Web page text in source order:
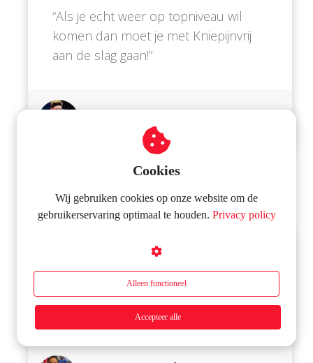
“Als je echt weer op topniveau wil
komen dan moet je met Kniepijnvrij
aan de slag gaan!”
Laurens Tromer -Tafeltennisser
Tijdens mijn knierevalidatie heeft Stijn
mij geweldig geholpen
Cookies
Wij gebruiken cookies op onze website om de
gebruikerservaring optimaal te houden. Privacy policy
Alleen functioneel
Accepteer alle